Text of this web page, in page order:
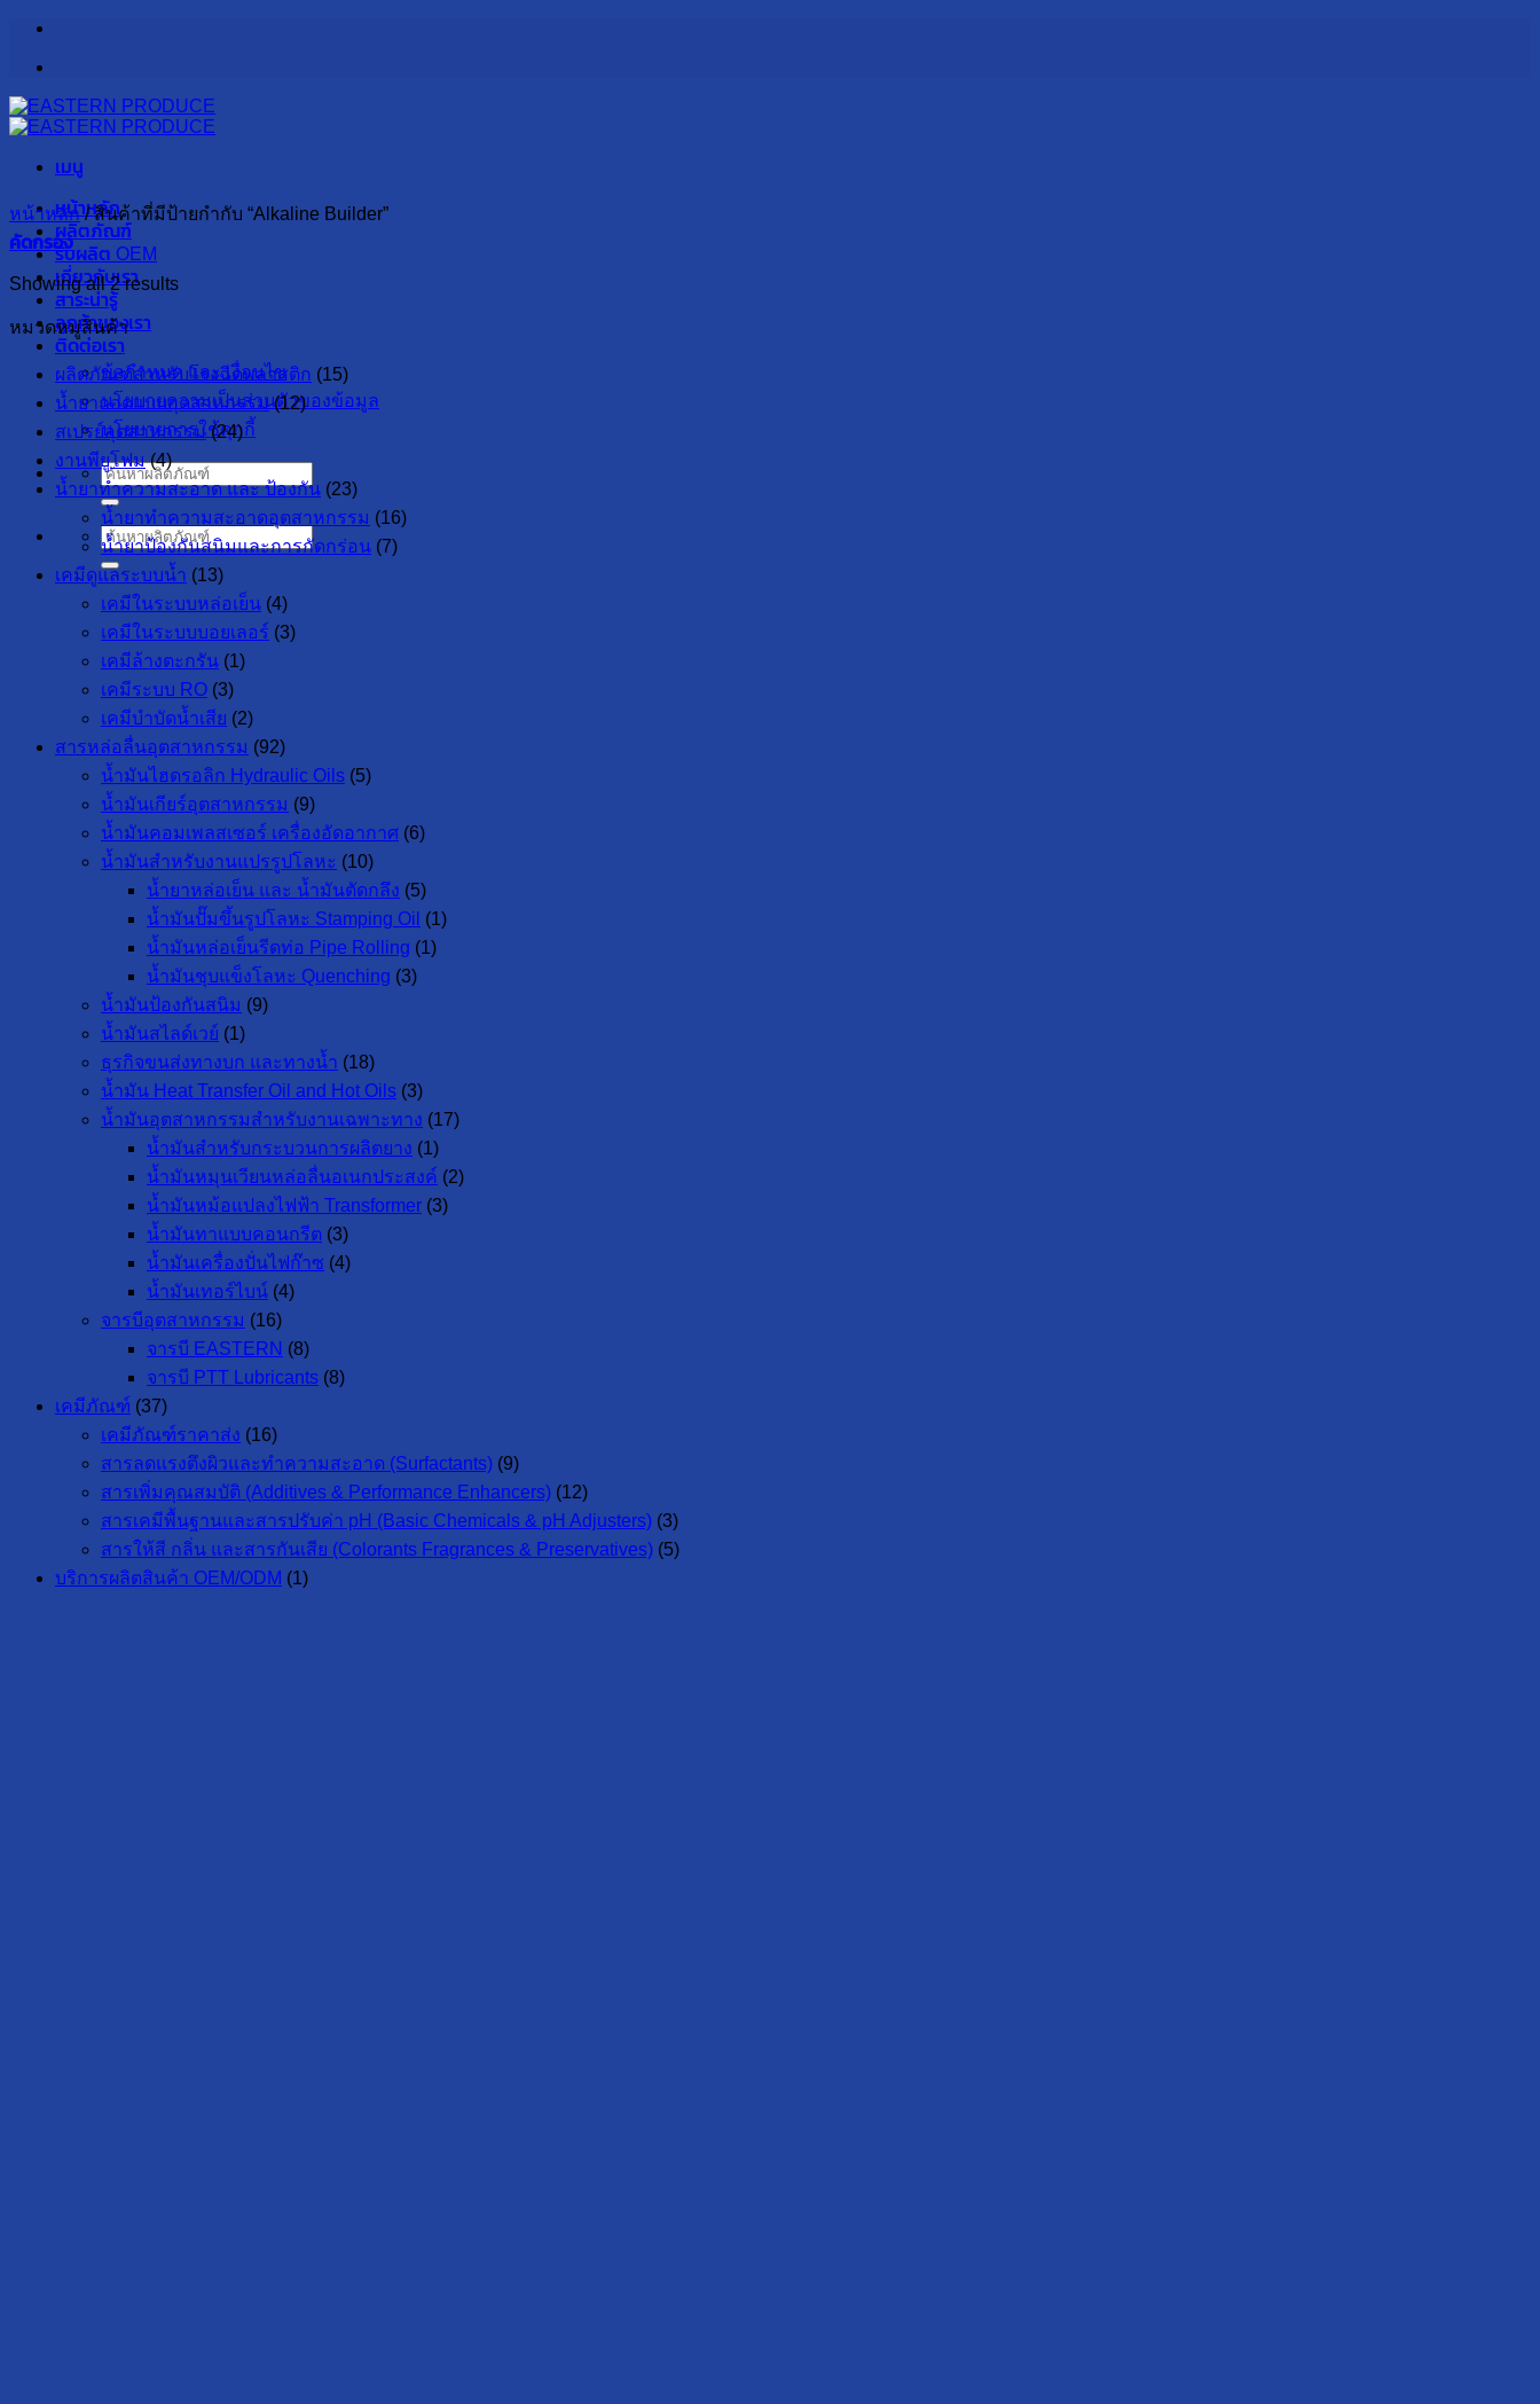
ข้าม
เนื้อหา
เมนู
หน้าหลัก
ผลิตภัณฑ์
รับผลิต OEM
เกี่ยวกับเรา
สาระน่ารู้
ลูกค้าของเรา
ติดต่อเรา
ข้อกำหนด และ เงื่อนไข
นโยบายความเป็นส่วนตัวของข้อมูล
นโยบายการใช้คุกกี้
ค้นหา:
ค้นหา:
หน้าหลัก /สินค้าที่มีป้ายกำกับ “Alkaline Builder”
คัดกรอง
Showing all 2 results
หมวดหมู่สินค้า
ผลิตภัณฑ์สำหรับโรงฉีดพลาสติก (15)
น้ำยาถอดแบบอุตสาหกรรม (12)
สเปรย์อุตสาหกรรม (24)
งานพียูโฟม (4)
น้ำยาทำความสะอาด และ ป้องกัน (23)
น้ำยาทำความสะอาดอุตสาหกรรม (16)
น้ำยาป้องกันสนิมและการกัดกร่อน (7)
เคมีดูแลระบบน้ำ (13)
เคมีในระบบหล่อเย็น (4)
เคมีในระบบบอยเลอร์ (3)
เคมีล้างตะกรัน (1)
เคมีระบบ RO (3)
เคมีบำบัดน้ำเสีย (2)
สารหล่อลื่นอุตสาหกรรม (92)
น้ำมันไฮดรอลิก Hydraulic Oils (5)
น้ำมันเกียร์อุตสาหกรรม (9)
น้ำมันคอมเพลสเซอร์ เครื่องอัดอากาศ (6)
น้ำมันสำหรับงานแปรรูปโลหะ (10)
น้ำยาหล่อเย็น และ น้ำมันตัดกลึง (5)
น้ำมันปั๊มขึ้นรูปโลหะ Stamping Oil (1)
น้ำมันหล่อเย็นรีดท่อ Pipe Rolling (1)
น้ำมันชุบแข็งโลหะ Quenching (3)
น้ำมันป้องกันสนิม (9)
น้ำมันสไลด์เวย์ (1)
ธุรกิจขนส่งทางบก และทางน้ำ (18)
น้ำมัน Heat Transfer Oil and Hot Oils (3)
น้ำมันอุตสาหกรรมสำหรับงานเฉพาะทาง (17)
น้ำมันสำหรับกระบวนการผลิตยาง (1)
น้ำมันหมุนเวียนหล่อลื่นอเนกประสงค์ (2)
น้ำมันหม้อแปลงไฟฟ้า Transformer (3)
น้ำมันทาแบบคอนกรีต (3)
น้ำมันเครื่องปั่นไฟก๊าซ (4)
น้ำมันเทอร์ไบน์ (4)
จารบีอุตสาหกรรม (16)
จารบี EASTERN (8)
จารบี PTT Lubricants (8)
เคมีภัณฑ์ (37)
เคมีภัณฑ์ราคาส่ง (16)
สารลดแรงตึงผิวและทำความสะอาด (Surfactants) (9)
สารเพิ่มคุณสมบัติ (Additives & Performance Enhancers) (12)
สารเคมีพื้นฐานและสารปรับค่า pH (Basic Chemicals & pH Adjusters) (3)
สารให้สี กลิ่น และสารกันเสีย (Colorants Fragrances & Preservatives) (5)
บริการผลิตสินค้า OEM/ODM (1)